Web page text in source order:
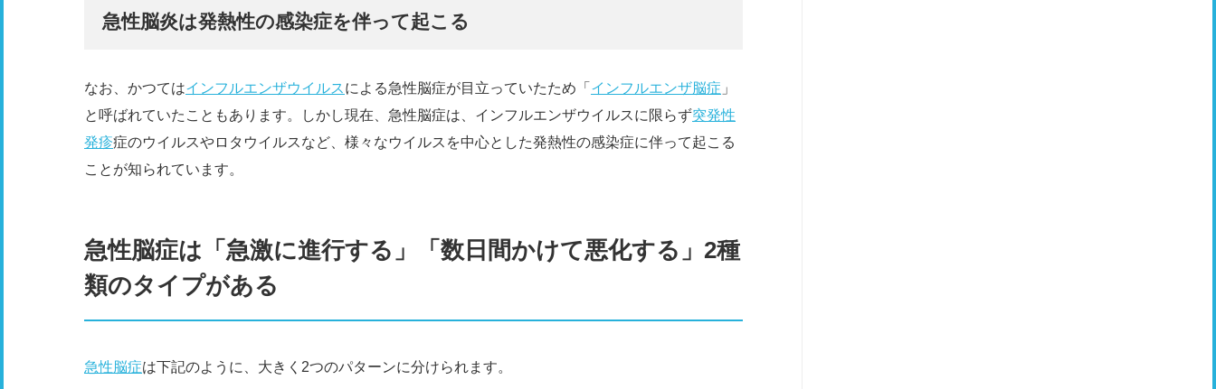
急性脳炎は発熱性の感染症を伴って起こる
なお、かつてはインフルエンザウイルスによる急性脳症が目立っていたため「 インフルエンザ脳症 」
と呼ばれていたこともあります。しかし現在、急性脳症は、インフルエンザウイルスに限らず突発性
発疹症のウイルスやロタウイルスなど、様々なウイルスを中心とした発熱性の感染症に伴って起こる
ことが知られています。
急性脳症は「急激に進行する」「数日間かけて悪化する」2種
類のタイプがある
急性脳症は下記のように、大きく2つのパターンに分けられます。